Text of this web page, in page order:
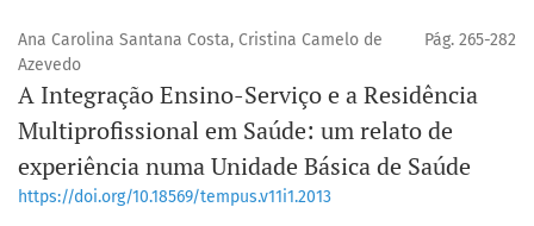
Ana Carolina Santana Costa, Cristina Camelo de
Azevedo
Pág. 265-282
A Integração Ensino-Serviço e a Residência
Multiprofissional em Saúde: um relato de
experiência numa Unidade Básica de Saúde
https://doi.org/10.18569/tempus.v11i1.2013